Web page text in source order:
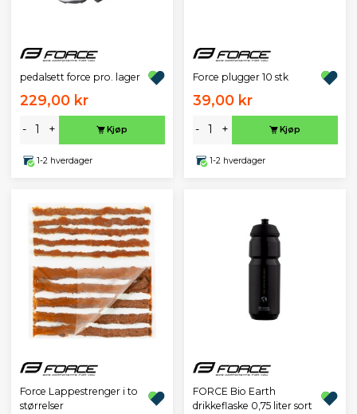
pedalsett force pro. lager
229,00 kr
- + Kjøp
1-2 hverdager
Force plugger 10 stk
39,00 kr
- + Kjøp
1-2 hverdager
Force Lappestrenger i to
størrelser
FORCE Bio Earth
drikkeflaske 0,75 liter sort